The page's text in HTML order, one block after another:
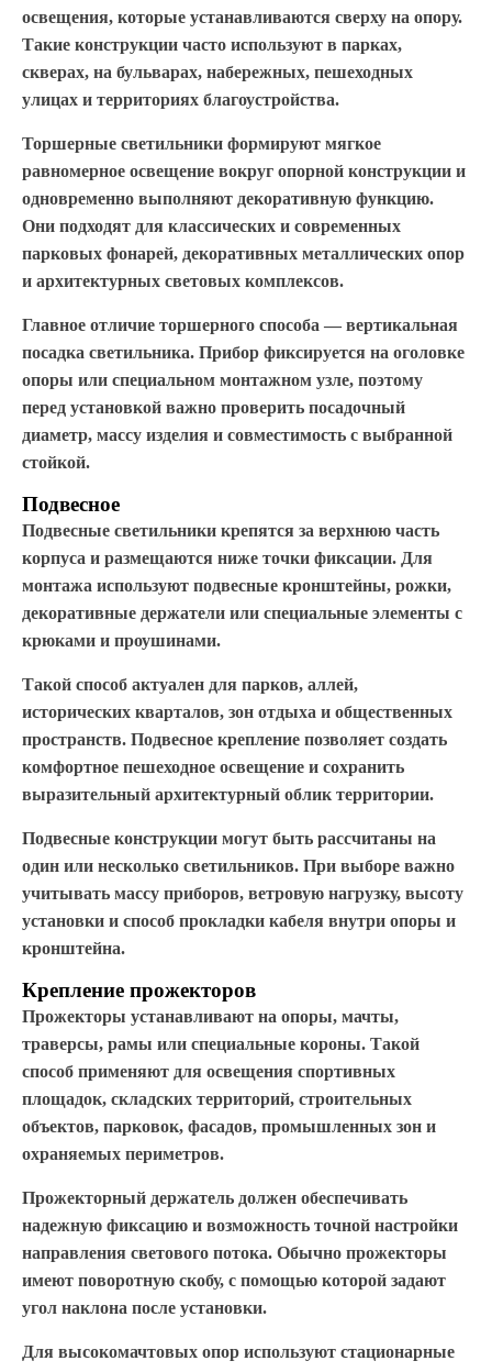
освещения, которые устанавливаются сверху на опору.
Такие конструкции часто используют в парках,
скверах, на бульварах, набережных, пешеходных
улицах и территориях благоустройства.
Торшерные светильники формируют мягкое
равномерное освещение вокруг опорной конструкции и
одновременно выполняют декоративную функцию.
Они подходят для классических и современных
парковых фонарей, декоративных металлических опор
и архитектурных световых комплексов.
Главное отличие торшерного способа — вертикальная
посадка светильника. Прибор фиксируется на оголовке
опоры или специальном монтажном узле, поэтому
перед установкой важно проверить посадочный
диаметр, массу изделия и совместимость с выбранной
стойкой.
Подвесное
Подвесные светильники крепятся за верхнюю часть
корпуса и размещаются ниже точки фиксации. Для
монтажа используют подвесные кронштейны, рожки,
декоративные держатели или специальные элементы с
крюками и проушинами.
Такой способ актуален для парков, аллей,
исторических кварталов, зон отдыха и общественных
пространств. Подвесное крепление позволяет создать
комфортное пешеходное освещение и сохранить
выразительный архитектурный облик территории.
Подвесные конструкции могут быть рассчитаны на
один или несколько светильников. При выборе важно
учитывать массу приборов, ветровую нагрузку, высоту
установки и способ прокладки кабеля внутри опоры и
кронштейна.
Крепление прожекторов
Прожекторы устанавливают на опоры, мачты,
траверсы, рамы или специальные короны. Такой
способ применяют для освещения спортивных
площадок, складских территорий, строительных
объектов, парковок, фасадов, промышленных зон и
охраняемых периметров.
Прожекторный держатель должен обеспечивать
надежную фиксацию и возможность точной настройки
направления светового потока. Обычно прожекторы
имеют поворотную скобу, с помощью которой задают
угол наклона после установки.
Для высокомачтовых опор используют стационарные